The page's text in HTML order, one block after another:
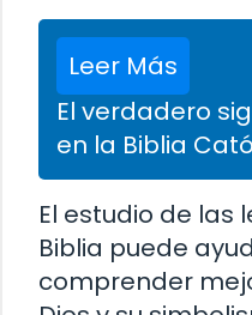
Leer Más
El verdadero
en la Biblia
El estudio de las
Biblia puede
comprender